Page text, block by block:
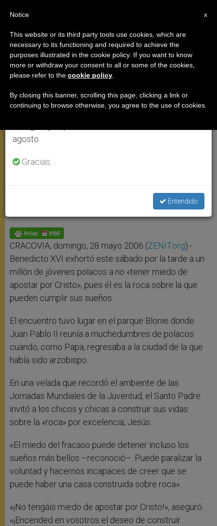
Un millón de chicos y chicas en
Cracovia junto al Papa
polacos que con Cristo pueden realizar
sus sueños
W
s
A
p
p
M
e
n
g
e
r
F
b
o
o
k
T
t
e
S
e
CRACOVIA, domingo, 28 mayo 2006 (ZENIT.org).-
Benedicto XVI exhortó este sábado por la tarde a un
millón de jóvenes polacos a no «tener miedo de
apostar por Cristo», pues él es la roca sobre la que
pueden cumplir sus sueños.
El encuentro tuvo lugar en el parque Blonie donde
Juan Pablo II reunía a muchedumbres de polacos
cuando, como Papa, regresaba a la ciudad de la que
había sido arzobispo.
En una velada que recordó el ambiente de las
Jornadas Mundiales de la Juventud, el Santo Padre
invitó a los chicos y chicas a construir sus vidas
sobre la «roca» por excelencia, Jesús.
«El miedo del fracaso puede detener incluso los
sueños más bellos –reconoció–. Puede paralizar la
voluntad y hacernos incapaces de creer que se
puede haber una casa construida sobre roca».
«¡No tengáis miedo de apostar por Cristo!», aseguró.
«¡Encended en vosotros el deseo de construir
×
Aviso importante
Del 27 de julio al 7 de agosto haremos la pausa
anual, aprovechando que en el periodo de verano
se generan menos informaciones y también el
agosto.
Gracias.
Entendido
x
Notice
This website or its third party tools use cookies, which are
necessary to its functioning and required to achieve the
purposes illustrated in the cookie policy. If you want to know
more or withdraw your consent to all or some of the cookies,
please refer to the cookie policy
By closing this banner, scrolling this page, clicking a link or
continuing to browse otherwise, you agree to the use of cookies.